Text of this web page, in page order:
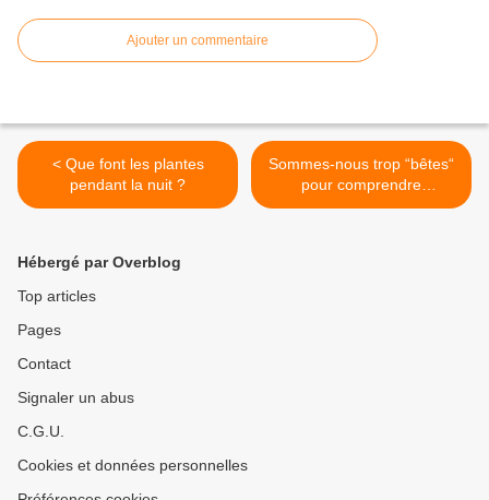
Ajouter un commentaire
< Que font les plantes
pendant la nuit ?
Sommes-nous trop “bêtes“
pour comprendre
l'intelligence des animaux ?
Hébergé par Overblog
Top articles
Pages
Contact
Signaler un abus
C.G.U.
Cookies et données personnelles